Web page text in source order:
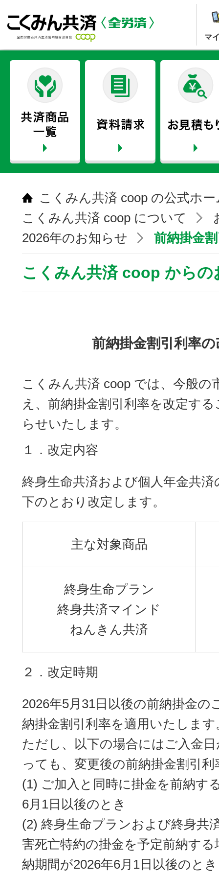
マ
こくみん共済 coop の公式ホ
こくみん共済 coop について
2026年のお知らせ
前納掛金
こくみん共済 coop からの
前納掛金割引利率
こくみん共済 coop では、今般の
え、前納掛金割引利率を改定す
らせいたします。
１．改定内容
終身生命共済および個人年金共
下のとおり改定します。
主な対象商品
終身生命プラン
終身共済マインド
ねんきん共済
２．改定時期
2026年5月31日以後の前納掛金の
納掛金割引利率を適用いたします
ただし、以下の場合にはご入金
っても、変更後の前納掛金割引
(1) ご加入と同時に掛金を前納す
6月1日以後のとき
(2) 終身生命プランおよび終身共
害死亡特約の掛金を予定前納す
納期間が2026年6月1日以後のとき